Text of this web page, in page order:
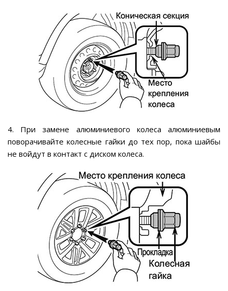
4. При замене алюминиевого колеса алюминиевым
поворачивайте колесные гайки до тех пор, пока шайбы
не войдут в контакт с диском колеса.